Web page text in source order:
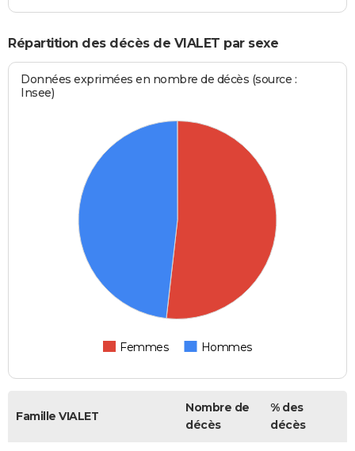
Répartition des décès de VIALET par sexe
Données exprimées en nombre de décès (source :
Insee)
Femmes Hommes
Famille VIALET
Nombre de
décès
% des
décès